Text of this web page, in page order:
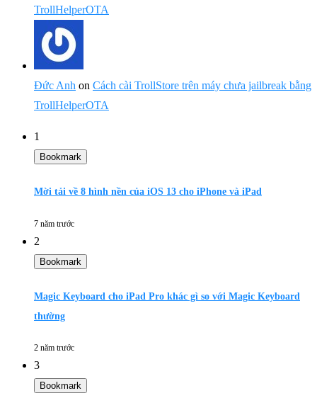
TrollHelperOTA
Đức Anh on Cách cài TrollStore trên máy chưa jailbreak bằng
TrollHelperOTA
1
Bookmark
Mời tải về 8 hình nền của iOS 13 cho iPhone và iPad
7 năm trước
2
Bookmark
Magic Keyboard cho iPad Pro khác gì so với Magic Keyboard
thường
2 năm trước
3
Bookmark